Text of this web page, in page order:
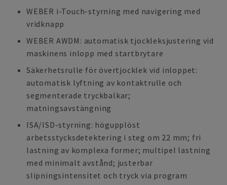
WEBER i-Touch-styrning med navigering med
vridknapp
WEBER AWDM: automatisk tjockleksjustering vid
maskinens inlopp med startbrytare
Säkerhetsrulle för övertjocklek vid inloppet:
automatisk lyftning av kontaktrulle och
segmenterade tryckbalkar;
matningsavstängning
ISA/ISD-styrning: högupplöst
arbetsstycksdetektering i steg om 22 mm; fri
lastning av komplexa former; multipel lastning
med minimalt avstånd; justerbar
slipningsintensitet och tryck via program